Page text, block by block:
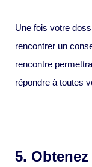
Une fois votre
rencontrer un
rencontre
répondre à toutes
5.